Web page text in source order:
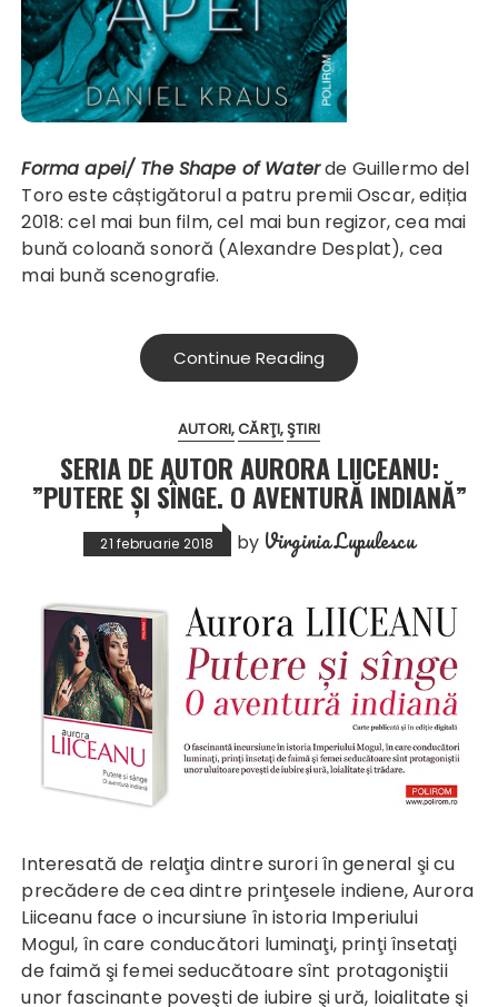
Forma apei/ The Shape of Waterde Guillermo del
Toro este câștigătorul a patru premii Oscar, ediția
2018: cel mai bun film, cel mai bun regizor, cea mai
bună coloană sonoră (Alexandre Desplat), cea
mai bună scenografie.
Continue Reading
AUTORI CĂRŢI ŞTIRI
SERIA DE AUTOR AURORA LIICEANU:
”PUTERE ŞI SÎNGE. O AVENTURĂ INDIANĂ”
21 februarie 2018 by Virginia Lupulescu
Interesată de relaţia dintre surori în general şi cu
precădere de cea dintre prinţesele indiene, Aurora
Liiceanu face o incursiune în istoria Imperiului
Mogul, în care conducători luminaţi, prinţi însetaţi
de faimă şi femei seducătoare sînt protagoniştii
unor fascinante poveşti de iubire şi ură, loialitate şi